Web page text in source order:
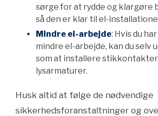
sørge for at rydde og klargøre
så den er klar til el-
Mindre el-arbejde: Hvis du
mindre el-arbejde, kan du selv
som at installere
lysarmaturer.
Husk altid at følge de nødvendige
sikkerhedsforanstaltninger og